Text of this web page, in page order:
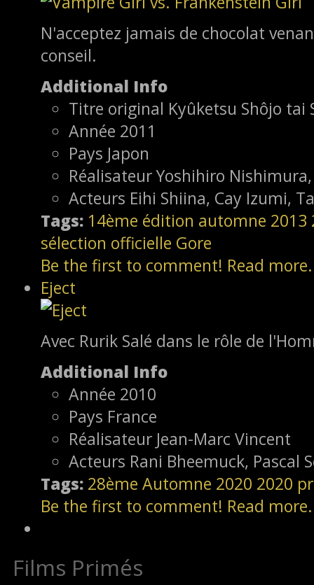
N'acceptez jamais de chocolat
conseil.
Additional Info
Titre original Kyûketsu Shôjo tai
Année 2011
Pays Japon
RéalisateurYoshihiro
Acteurs Eihi Shiina, Cay Izumi,
Tags: 14ème édition automne 2013
sélection officielle Gore
Be the first to comment! Read
Eject
Avec Rurik Salé dans le rôle de
Additional Info
Année 2010
Pays France
Réalisateur Jean-Marc Vincent
Acteurs Rani Bheemuck, Pascal
Tags: 28ème Automne 2020 2020
Be the first to comment! Read
Films Primés